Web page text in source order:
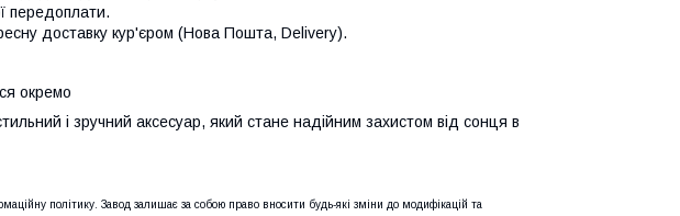
передоплати.
доставку кур'єром (Нова Пошта, Delivery).
окремо
і зручний аксесуар, який стане надійним захистом від сонця в
політику. Завод залишає за собою право вносити будь-які зміни до модифікацій та